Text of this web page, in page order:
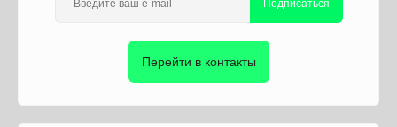
Подписаться
Перейти в контакты